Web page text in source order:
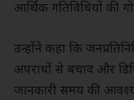
आर्थिक गतिविधियों की
उन्होंने कहा कि
अपराधों से बचाव और
जानकारी समय की